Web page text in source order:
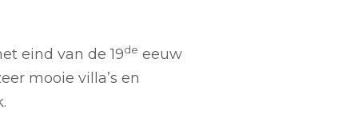
eind van de 19de eeuw
mooie villa’s en